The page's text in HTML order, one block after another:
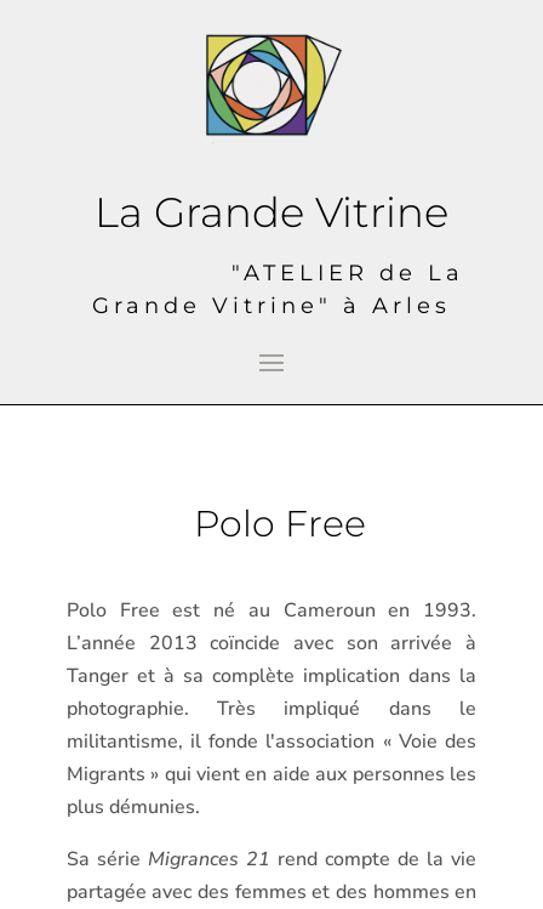
La Grande Vitrine
"ATELIER de La
Grande Vitrine" à Arles
Polo Free
Polo Free est né au Cameroun en 1993.
L’année 2013 coïncide avec son arrivée à
Tanger et à sa complète implication dans la
photographie. Très impliqué dans le
militantisme, il fonde l'association « Voie des
Migrants » qui vient en aide aux personnes les
plus démunies.
Sa série Migrances 21 rend compte de la vie
partagée avec des femmes et des hommes en